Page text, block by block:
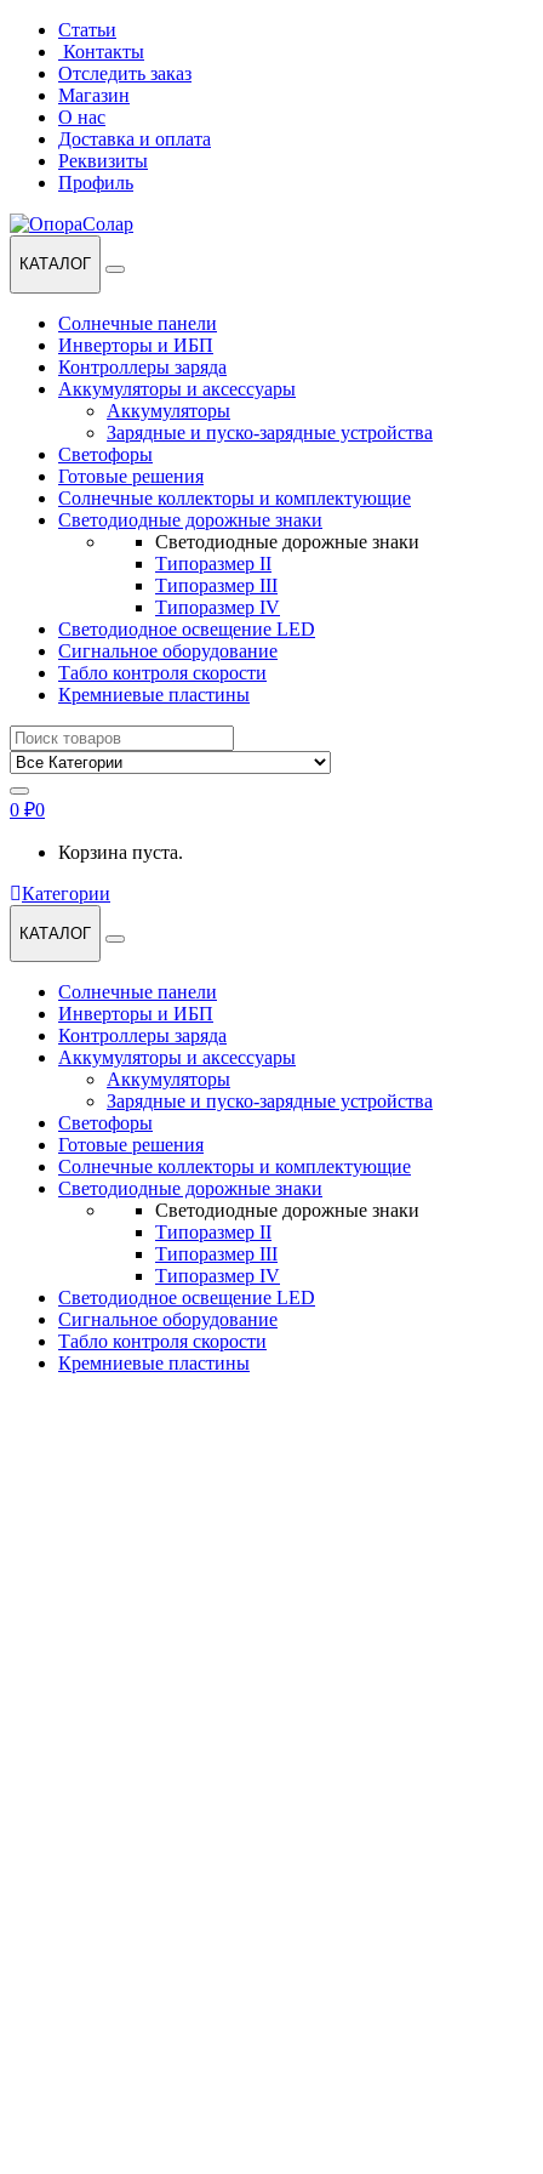
Перейти
навигации
Перейти
содержанию
Статьи
Контакты
Отследить заказ
Магазин
О нас
Доставка и оплата
Реквизиты
Профиль
КАТАЛОГ
Солнечные панели
Инверторы и ИБП
Контроллеры заряда
Аккумуляторы и аксессуары
Аккумуляторы
Зарядные и пуско-зарядные устройства
Светофоры
Готовые решения
Солнечные коллекторы и комплектующие
Светодиодные дорожные знаки
Светодиодные дорожные знаки
Типоразмер II
Типоразмер III
Типоразмер IV
Светодиодное освещение LED
Сигнальное оборудование
Табло контроля скорости
Кремниевые пластины
Найти:
0 ₽0
Корзина пуста.
Категории
КАТАЛОГ
Солнечные панели
Инверторы и ИБП
Контроллеры заряда
Аккумуляторы и аксессуары
Аккумуляторы
Зарядные и пуско-зарядные устройства
Светофоры
Готовые решения
Солнечные коллекторы и комплектующие
Светодиодные дорожные знаки
Светодиодные дорожные знаки
Типоразмер II
Типоразмер III
Типоразмер IV
Светодиодное освещение LED
Сигнальное оборудование
Табло контроля скорости
Кремниевые пластины